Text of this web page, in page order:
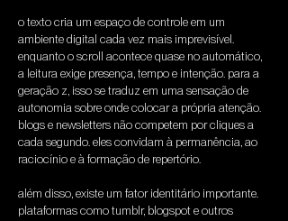
o texto cria um espaço de controle em um
ambiente digital cada vez mais imprevisível.
enquanto o scroll acontece quase no automático,
a leitura exige presença, tempo e intenção. para a
geração z, isso se traduz em uma sensação de
autonomia sobre onde colocar a própria atenção.
blogs e newsletters não competem por cliques a
cada segundo. eles convidam à permanência, ao
raciocínio e à formação de repertório.
além disso, existe um fator identitário importante.
plataformas como tumblr, blogspot e outros